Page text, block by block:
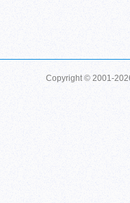
Copyright © 2001-